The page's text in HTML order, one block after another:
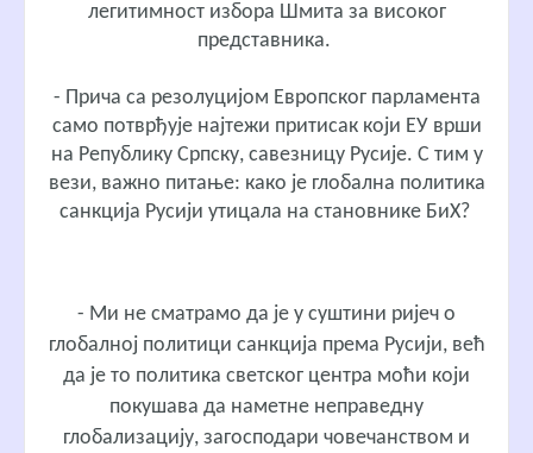
легитимност избора Шмита за високог
представника.
- Прича са резолуцијом Европског парламента
само потврђује најтежи притисак који ЕУ врши
на Републику Српску, савезницу Русије. С тим у
вези, важно питање: како је глобална политика
санкција Русији утицала на становнике БиХ?
- Ми не сматрамо да је у суштини ријеч о
глобалној политици санкција према Русији, већ
да је то политика светског центра моћи који
покушава да наметне неправедну
глобализацију, загосподари човечанством и